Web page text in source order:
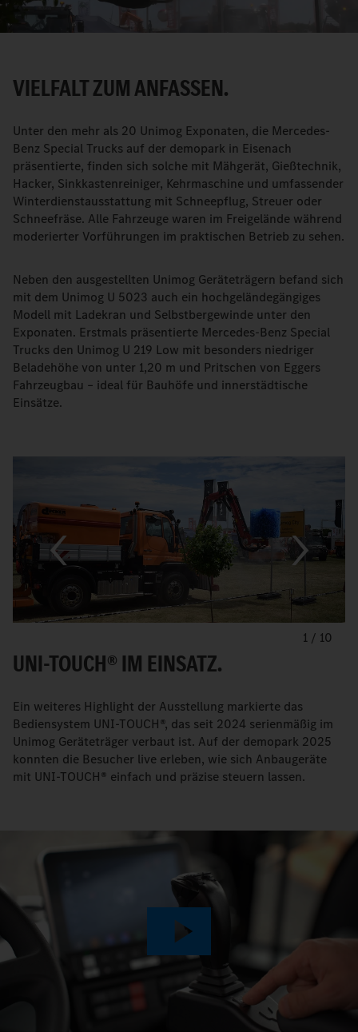
VIELFALT ZUM ANFASSEN.
Unter den mehr als 20 Unimog Exponaten, die Mercedes-
Benz Special Trucks auf der demopark in Eisenach
präsentierte, finden sich solche mit Mähgerät, Gießtechnik,
Hacker, Sinkkastenreiniger, Kehrmaschine und umfassender
Winterdienstausstattung mit Schneepflug, Streuer oder
Schneefräse. Alle Fahrzeuge waren im Freigelände während
moderierter Vorführungen im praktischen Betrieb zu sehen.
Neben den ausgestellten Unimog Geräteträgern befand sich
mit dem Unimog U 5023 auch ein hochgeländegängiges
Modell mit Ladekran und Selbstbergewinde unter den
Exponaten. Erstmals präsentierte Mercedes-Benz Special
Trucks den Unimog U 219 Low mit besonders niedriger
Beladehöhe von unter 1,20 m und Pritschen von Eggers
Fahrzeugbau – ideal für Bauhöfe und innerstädtische
Einsätze.
1 / 10
UNI-TOUCH® IM EINSATZ.
Ein weiteres Highlight der Ausstellung markierte das
Bediensystem UNI-TOUCH®, das seit 2024 serienmäßig im
Unimog Geräteträger verbaut ist. Auf der demopark 2025
konnten die Besucher live erleben, wie sich Anbaugeräte
mit UNI-TOUCH® einfach und präzise steuern lassen.
Play
Video